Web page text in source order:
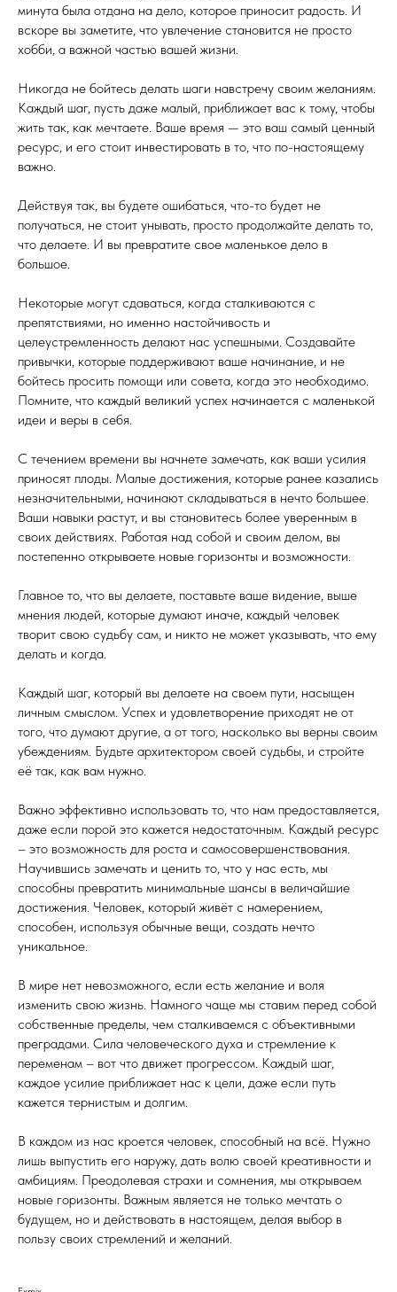
минута была отдана на дело, которое приносит радость. И
вскоре вы заметите, что увлечение становится не просто
хобби, а важной частью вашей жизни.
Никогда не бойтесь делать шаги навстречу своим желаниям.
Каждый шаг, пусть даже малый, приближает вас к тому, чтобы
жить так, как мечтаете. Ваше время — это ваш самый ценный
ресурс, и его стоит инвестировать в то, что по-настоящему
важно.
Действуя так, вы будете ошибаться, что-то будет не
получаться, не стоит унывать, просто продолжайте делать то,
что делаете. И вы превратите свое маленькое дело в
большое.
Некоторые могут сдаваться, когда сталкиваются с
препятствиями, но именно настойчивость и
целеустремленность делают нас успешными. Создавайте
привычки, которые поддерживают ваше начинание, и не
бойтесь просить помощи или совета, когда это необходимо.
Помните, что каждый великий успех начинается с маленькой
идеи и веры в себя.
С течением времени вы начнете замечать, как ваши усилия
приносят плоды. Малые достижения, которые ранее казались
незначительными, начинают складываться в нечто большее.
Ваши навыки растут, и вы становитесь более уверенным в
своих действиях. Работая над собой и своим делом, вы
постепенно открываете новые горизонты и возможности.
Главное то, что вы делаете, поставьте ваше видение, выше
мнения людей, которые думают иначе, каждый человек
творит свою судьбу сам, и никто не может указывать, что ему
делать и когда.
Каждый шаг, который вы делаете на своем пути, насыщен
личным смыслом. Успех и удовлетворение приходят не от
того, что думают другие, а от того, насколько вы верны своим
убеждениям. Будьте архитектором своей судьбы, и стройте
её так, как вам нужно.
Важно эффективно использовать то, что нам предоставляется,
даже если порой это кажется недостаточным. Каждый ресурс
– это возможность для роста и самосовершенствования.
Научившись замечать и ценить то, что у нас есть, мы
способны превратить минимальные шансы в величайшие
достижения. Человек, который живёт с намерением,
способен, используя обычные вещи, создать нечто
уникальное.
В мире нет невозможного, если есть желание и воля
изменить свою жизнь. Намного чаще мы ставим перед собой
собственные пределы, чем сталкиваемся с объективными
преградами. Сила человеческого духа и стремление к
переменам – вот что движет прогрессом. Каждый шаг,
каждое усилие приближает нас к цели, даже если путь
кажется тернистым и долгим.
В каждом из нас кроется человек, способный на всё. Нужно
лишь выпустить его наружу, дать волю своей креативности и
амбициям. Преодолевая страхи и сомнения, мы открываем
новые горизонты. Важным является не только мечтать о
будущем, но и действовать в настоящем, делая выбор в
пользу своих стремлений и желаний.